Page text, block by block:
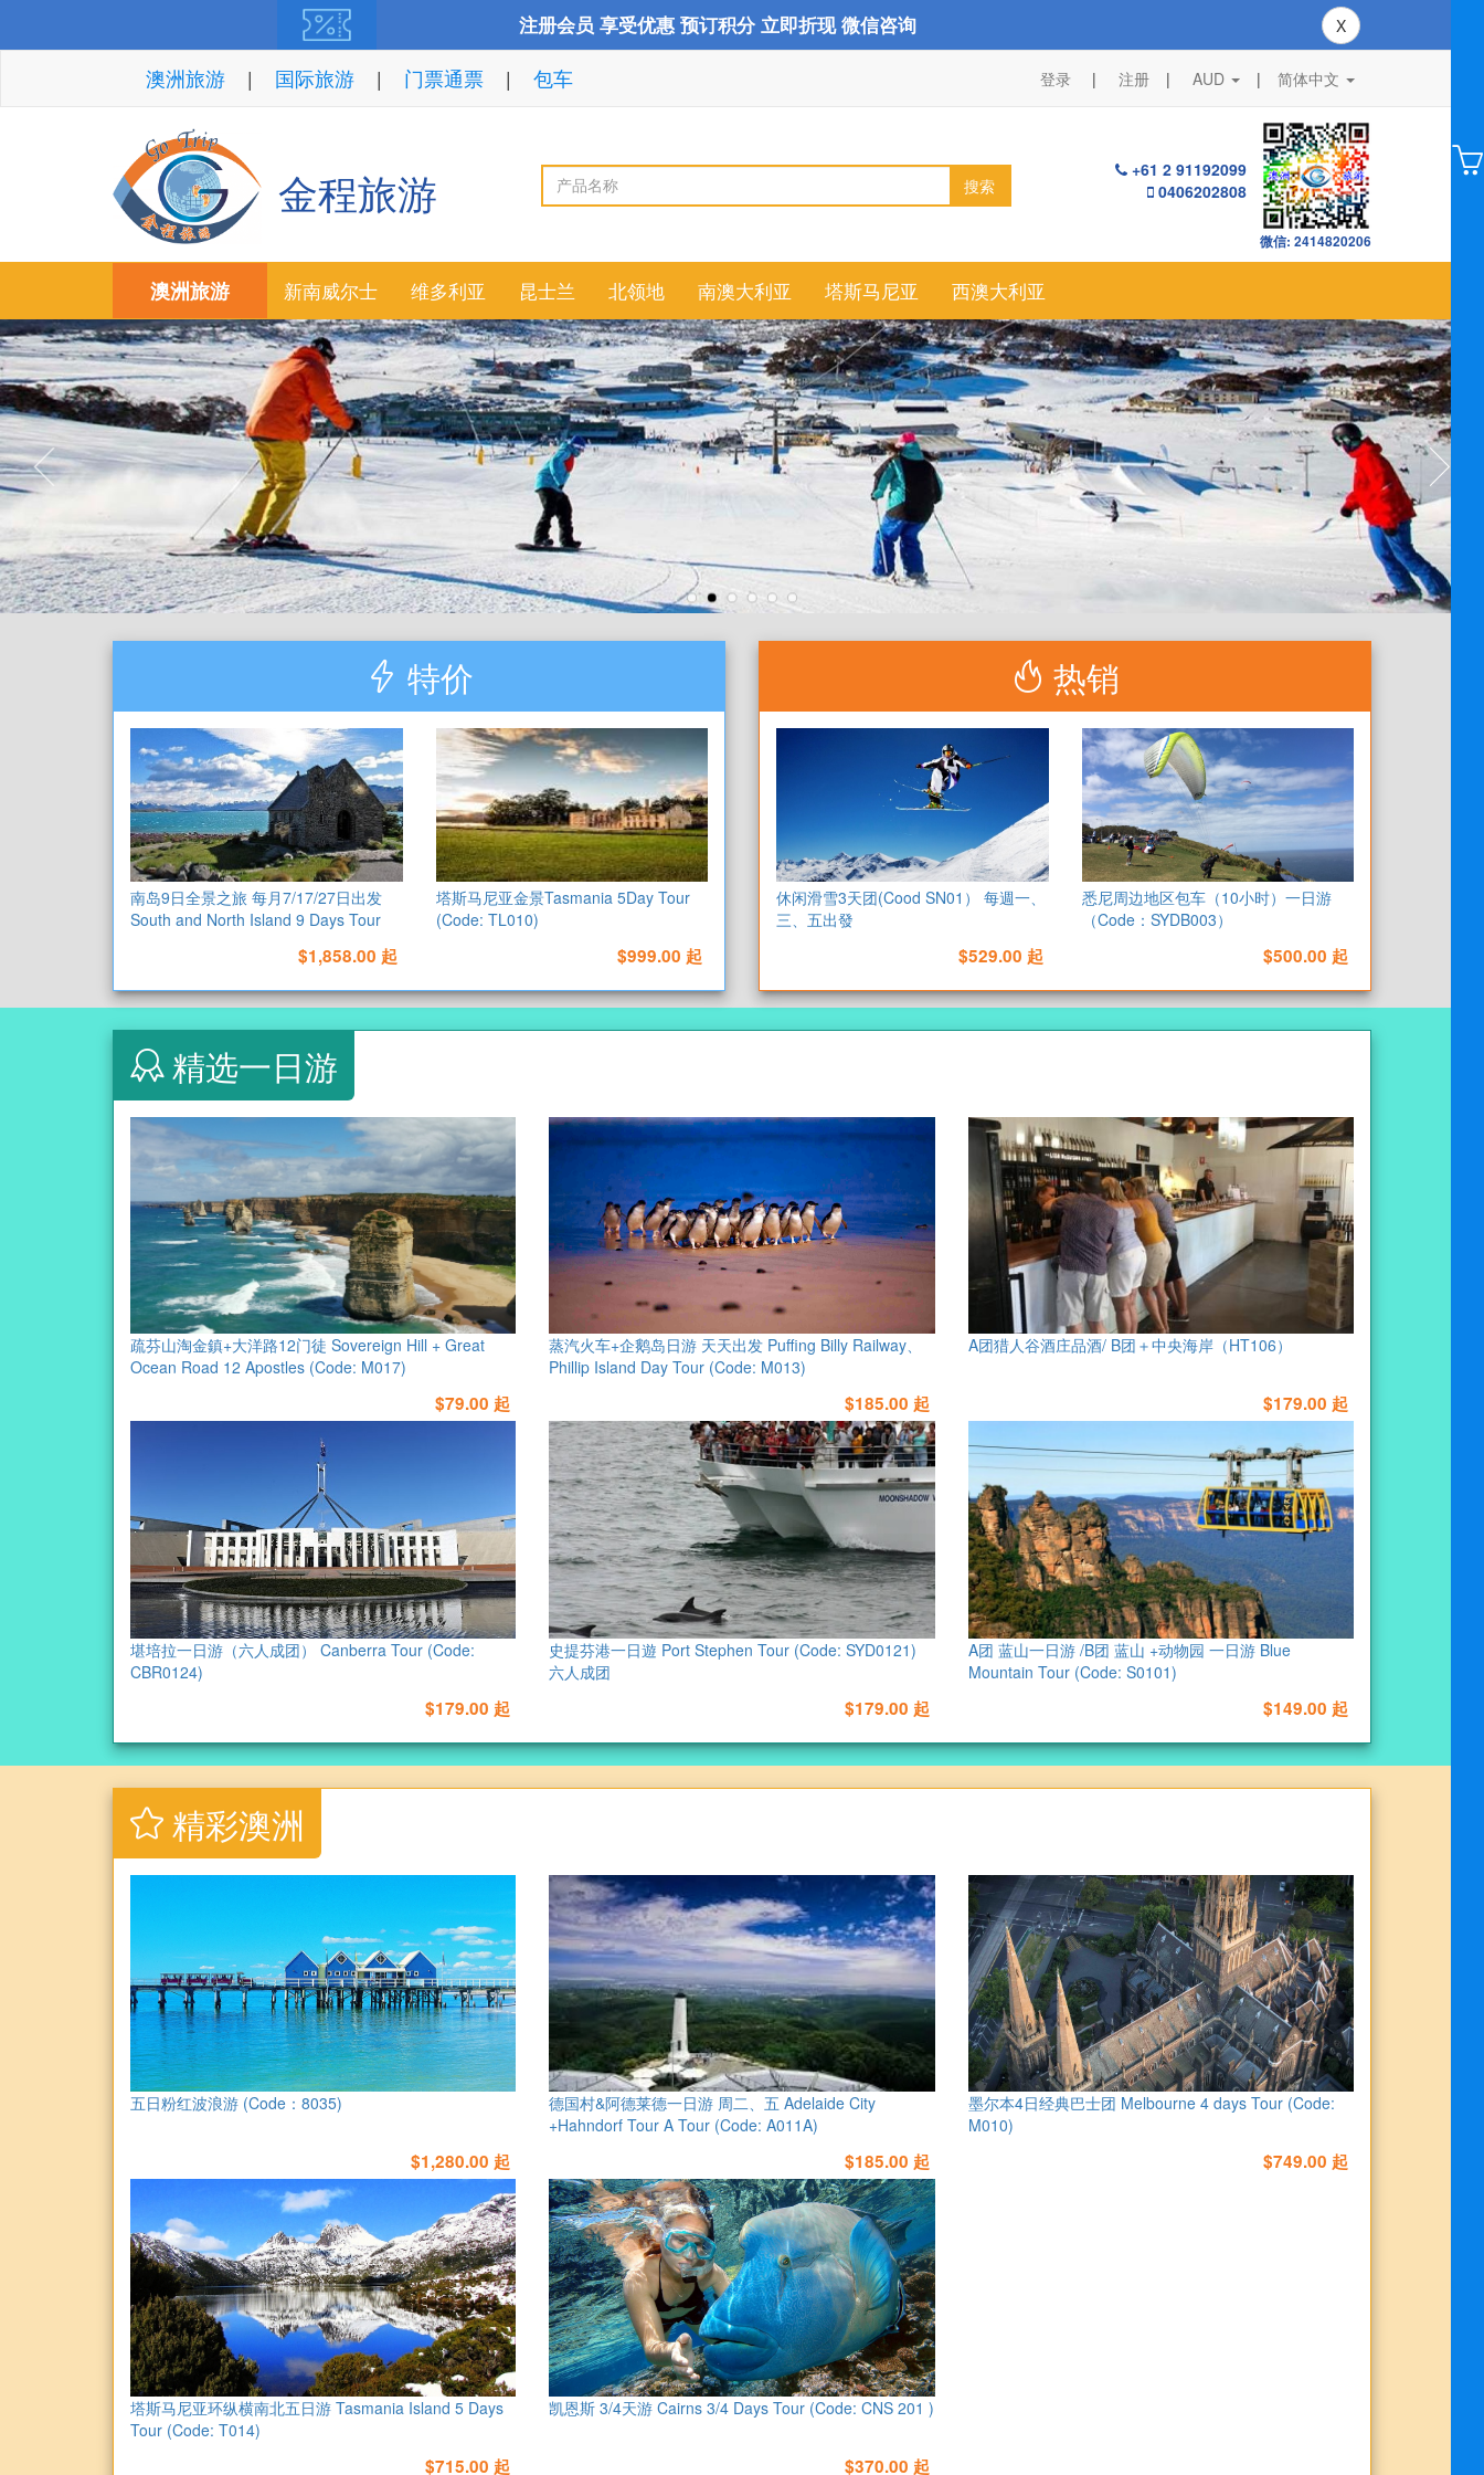
注册会员 享受优惠 预订积分 立即折现 微信咨询 X
澳洲旅游 国际旅游 门票通票 包车 登录 注册 AUD | 简体中文
金程旅游 搜索
+61 2 91192099
0406202808
微信: 2414820206
澳洲旅游 新南威尔士 维多利亚 昆士兰 北领地 南澳大利亚 塔斯马尼亚 西澳大利亚
特价
南岛9日全景之旅 每月7/17/27日出发
South and North Island 9 Days Tour
$1,858.00 起
塔斯马尼亚金景Tasmania 5Day Tour
(Code: TL010)
$999.00 起
热销
休闲滑雪3天团(Cood SN01） 每週一、
三、五出發
$529.00 起
悉尼周边地区包车（10小时）一日游
（Code：SYDB003）
$500.00 起
精选一日游
疏芬山淘金鎮+大洋路12门徒 Sovereign Hill + Great
Ocean Road 12 Apostles (Code: M017)
$79.00 起
蒸汽火车+企鹅岛日游 天天出发 Puffing Billy Railway、
Phillip Island Day Tour (Code: M013)
$185.00 起
A团猎人谷酒庄品酒/ B团＋中央海岸（HT106）
$179.00 起
堪培拉一日游（六人成团） Canberra Tour (Code:
CBR0124)
$179.00 起
史提芬港一日遊 Port Stephen Tour (Code: SYD0121)
六人成团
$179.00 起
A团 蓝山一日游 /B团 蓝山 +动物园 一日游 Blue
Mountain Tour (Code: S0101)
$149.00 起
精彩澳洲
五日粉红波浪游 (Code：8035)
$1,280.00 起
德国村&阿德莱德一日游 周二、五 Adelaide City
+Hahndorf Tour A Tour (Code: A011A)
$185.00 起
墨尔本4日经典巴士团 Melbourne 4 days Tour (Code:
M010)
$749.00 起
塔斯马尼亚环纵横南北五日游 Tasmania Island 5 Days
Tour (Code: T014)
$715.00 起
凯恩斯 3/4天游 Cairns 3/4 Days Tour (Code: CNS 201 )
$370.00 起